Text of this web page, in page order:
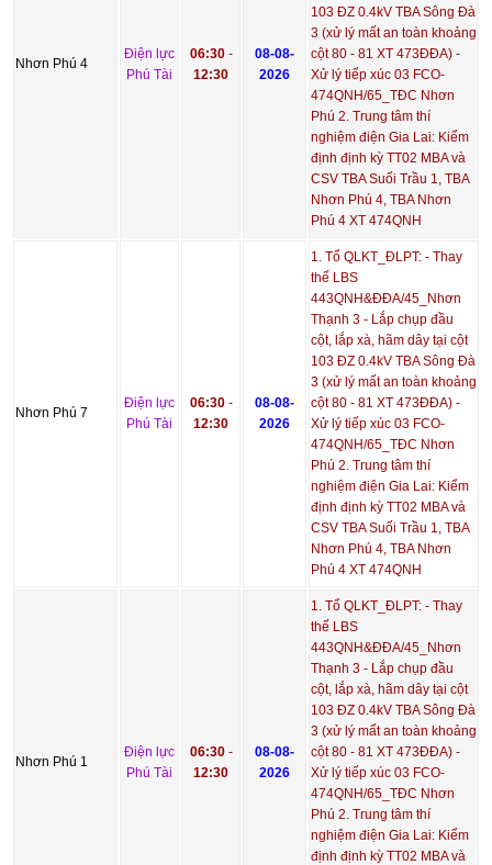
Nhơn Phú 4
Điện lực
Phú Tài
06:30-
12:30
08-08-
2026
103 ĐZ 0.4kV TBA Sông Đà
3 (xử lý mất an toàn khoảng
cột 80 - 81 XT 473ĐĐA) -
Xử lý tiếp xúc 03 FCO-
474QNH/65_TĐC Nhơn
Phú 2. Trung tâm thí
nghiệm điện Gia Lai: Kiểm
định định kỳ TT02 MBA và
CSV TBA Suối Trầu 1, TBA
Nhơn Phú 4, TBA Nhơn
Phú 4 XT 474QNH
Nhơn Phú 7
Điện lực
Phú Tài
06:30-
12:30
08-08-
2026
1. Tổ QLKT_ĐLPT: - Thay
thế LBS
443QNH&ĐĐA/45_Nhơn
Thạnh 3 - Lắp chụp đầu
cột, lắp xà, hãm dây tại cột
103 ĐZ 0.4kV TBA Sông Đà
3 (xử lý mất an toàn khoảng
cột 80 - 81 XT 473ĐĐA) -
Xử lý tiếp xúc 03 FCO-
474QNH/65_TĐC Nhơn
Phú 2. Trung tâm thí
nghiệm điện Gia Lai: Kiểm
định định kỳ TT02 MBA và
CSV TBA Suối Trầu 1, TBA
Nhơn Phú 4, TBA Nhơn
Phú 4 XT 474QNH
Nhơn Phú 1
Điện lực
Phú Tài
06:30-
12:30
08-08-
2026
1. Tổ QLKT_ĐLPT: - Thay
thế LBS
443QNH&ĐĐA/45_Nhơn
Thạnh 3 - Lắp chụp đầu
cột, lắp xà, hãm dây tại cột
103 ĐZ 0.4kV TBA Sông Đà
3 (xử lý mất an toàn khoảng
cột 80 - 81 XT 473ĐĐA) -
Xử lý tiếp xúc 03 FCO-
474QNH/65_TĐC Nhơn
Phú 2. Trung tâm thí
nghiệm điện Gia Lai: Kiểm
định định kỳ TT02 MBA và